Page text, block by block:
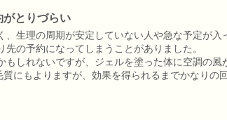
がとりづらい
、生理の周期が安定していない人や急な予定が入
先の予約になってしまうことがありました。
もしれないですが、ジェルを塗った体に空調の風
にもよりますが、効果を得られるまでかなりの